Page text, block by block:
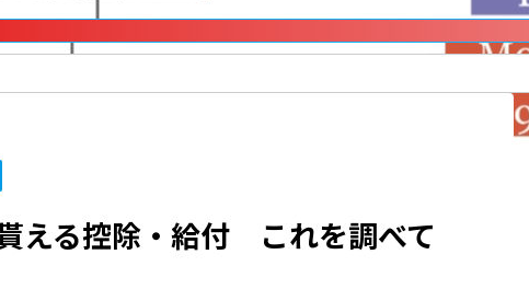
える控除・給付 これを調べて